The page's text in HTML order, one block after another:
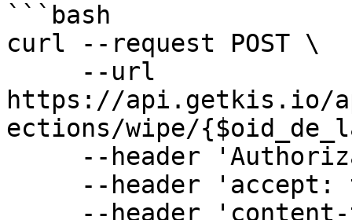
```bash
curl --request POST \
https://api.getkis.io/
ections/wipe/